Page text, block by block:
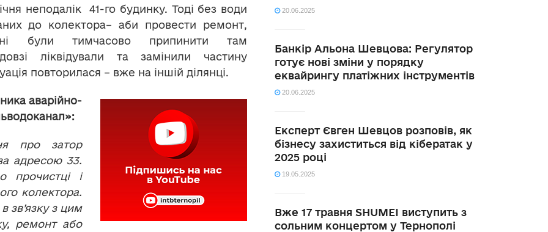
неподалік 41-го будинку. Тоді без води
до колектора– аби провести ремонт,
були тимчасово припинити там
ліквідували та замінили частину
повторилася – вже на іншій ділянці.
аварійно-
про затор
адресою 33.
прочистці і
колектора.
зв’язку з цим
ремонт або
20.06.2025
Банкір Альона Шевцова: Регулятор
готує нові зміни у порядку
еквайрингу платіжних інструментів
20.06.2025
Експерт Євген Шевцов розповів, як
бізнесу захиститься від кібератак у
2025 році
19.05.2025
Вже 17 травня SHUMEI виступить з
сольним концертом у Тернополі